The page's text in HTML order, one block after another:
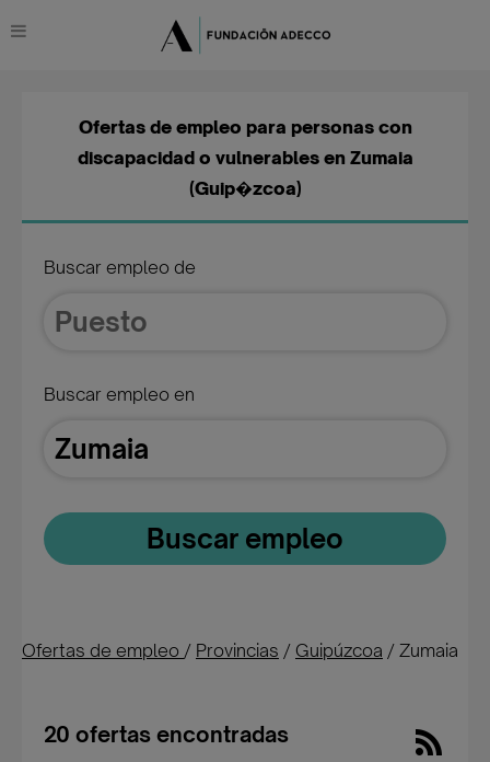
Buscar empleo de
Buscar empleo en
Buscar empleo
Ofertas de empleo para personas con
discapacidad o vulnerables en Zumaia
(Guip�zcoa)
Ofertas de empleo / Provincias / Guipúzcoa / Zumaia
20 ofertas encontradas